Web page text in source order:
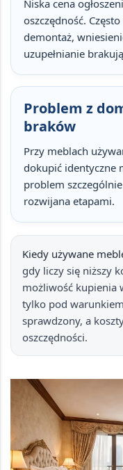
Niska cena
oszczędność.
demontaż,
uzupełnianie
Problem z
braków
Przy meblach
dokupić identyczne
problem
rozwijana etapami.
Kiedy używane
gdy liczy się niższy
możliwość kupienia
tylko pod
sprawdzony, a
oszczędności.